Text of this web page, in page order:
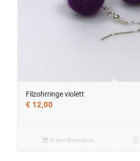
Filzohrringe violett
€ 12,00
In den Warenkorb